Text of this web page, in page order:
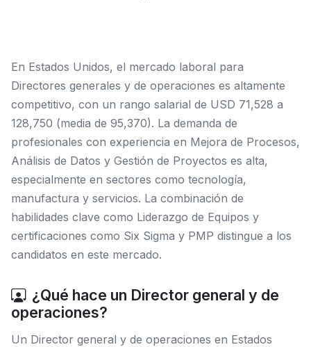
En Estados Unidos, el mercado laboral para
Directores generales y de operaciones es altamente
competitivo, con un rango salarial de USD 71,528 a
128,750 (media de 95,370). La demanda de
profesionales con experiencia en Mejora de Procesos,
Análisis de Datos y Gestión de Proyectos es alta,
especialmente en sectores como tecnología,
manufactura y servicios. La combinación de
habilidades clave como Liderazgo de Equipos y
certificaciones como Six Sigma y PMP distingue a los
candidatos en este mercado.
¿Qué hace un Director general y de
operaciones?
Un Director general y de operaciones en Estados